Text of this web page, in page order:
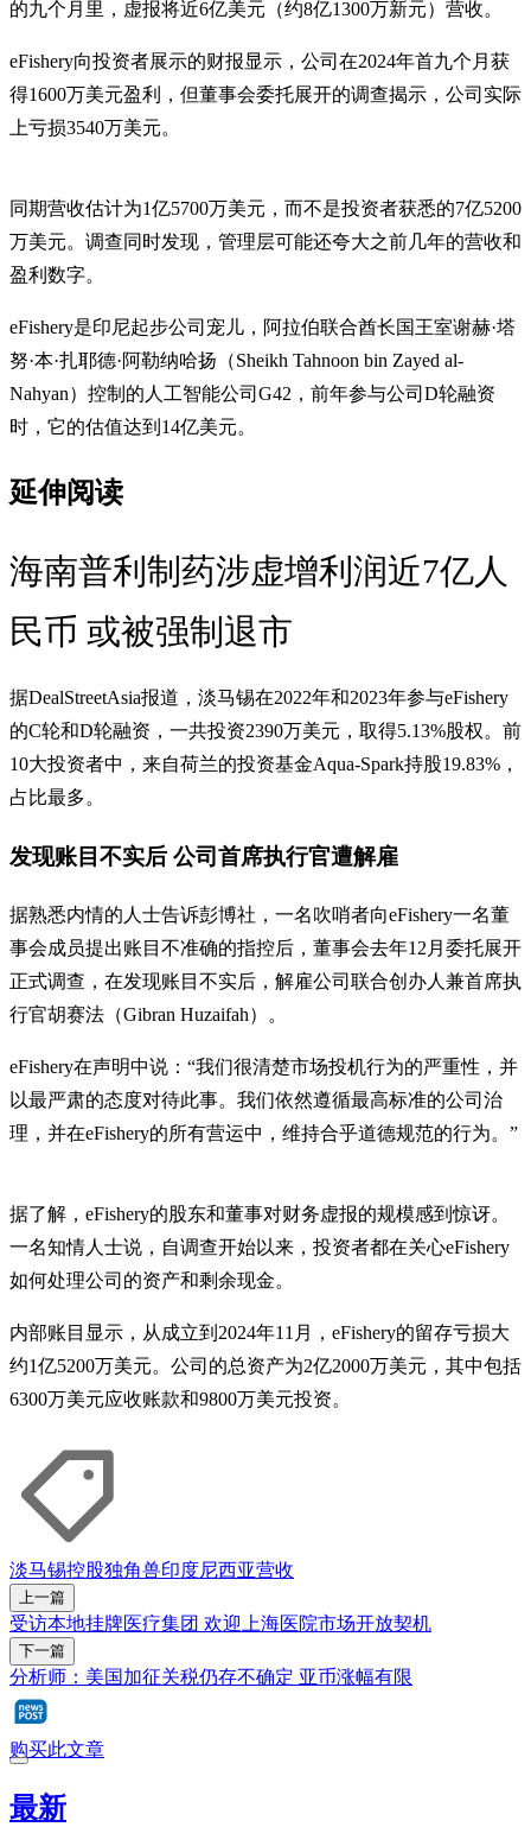
的九个月里，虚报将近6亿美元（约8亿1300万新元）营收。
eFishery向投资者展示的财报显示，公司在2024年首九个月获
得1600万美元盈利，但董事会委托展开的调查揭示，公司实际
上亏损3540万美元。
同期营收估计为1亿5700万美元，而不是投资者获悉的7亿5200
万美元。调查同时发现，管理层可能还夸大之前几年的营收和
盈利数字。
eFishery是印尼起步公司宠儿，阿拉伯联合酋长国王室谢赫·塔
努·本·扎耶德·阿勒纳哈扬（Sheikh Tahnoon bin Zayed al-
Nahyan）控制的人工智能公司G42，前年参与公司D轮融资
时，它的估值达到14亿美元。
延伸阅读
海南普利制药涉虚增利润近7亿人
民币 或被强制退市
据DealStreetAsia报道，淡马锡在2022年和2023年参与eFishery
的C轮和D轮融资，一共投资2390万美元，取得5.13%股权。前
10大投资者中，来自荷兰的投资基金Aqua-Spark持股19.83%，
占比最多。
发现账目不实后 公司首席执行官遭解雇
据熟悉内情的人士告诉彭博社，一名吹哨者向eFishery一名董
事会成员提出账目不准确的指控后，董事会去年12月委托展开
正式调查，在发现账目不实后，解雇公司联合创办人兼首席执
行官胡赛法（Gibran Huzaifah）。
eFishery在声明中说：“我们很清楚市场投机行为的严重性，并
以最严肃的态度对待此事。我们依然遵循最高标准的公司治
理，并在eFishery的所有营运中，维持合乎道德规范的行为。”
据了解，eFishery的股东和董事对财务虚报的规模感到惊讶。
一名知情人士说，自调查开始以来，投资者都在关心eFishery
如何处理公司的资产和剩余现金。
内部账目显示，从成立到2024年11月，eFishery的留存亏损大
约1亿5200万美元。公司的总资产为2亿2000万美元，其中包括
6300万美元应收账款和9800万美元投资。
淡马锡控股独角兽印度尼西亚营收
上一篇
受访本地挂牌医疗集团 欢迎上海医院市场开放契机
下一篇
分析师：美国加征关税仍存不确定 亚币涨幅有限
购买此文章
最新